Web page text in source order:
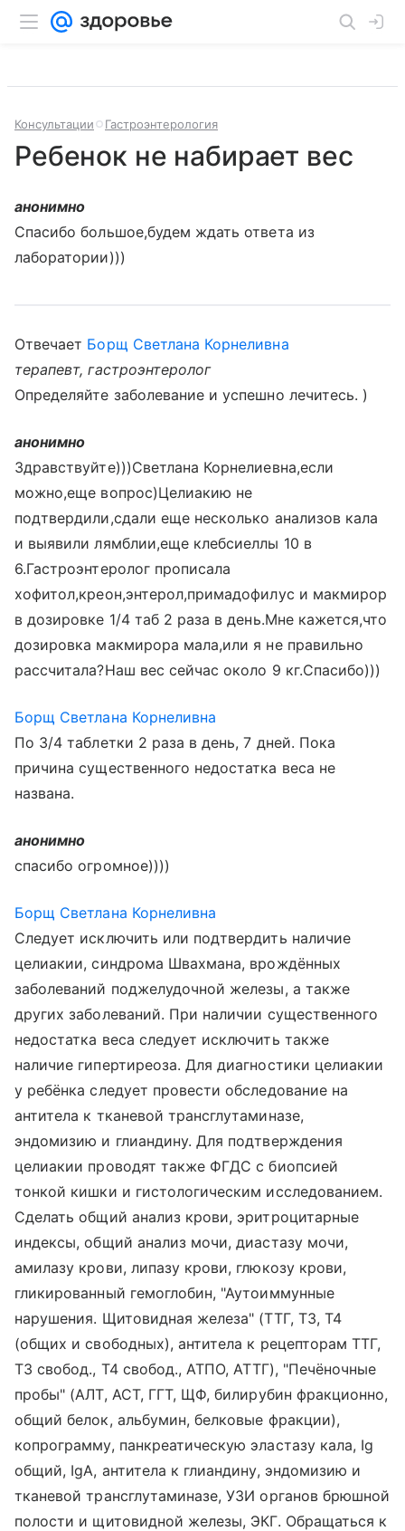
Консультации Гастроэнтерология
Ребенок не набирает вес
анонимно
Спасибо большое,будем ждать ответа из
лаборатории)))
Отвечает Борщ Светлана Корнеливна
терапевт, гастроэнтеролог
Определяйте заболевание и успешно лечитесь. )
анонимно
Здравствуйте)))Светлана Корнелиевна,если
можно,еще вопрос)Целиакию не
подтвердили,сдали еще несколько анализов кала
и выявили лямблии,еще клебсиеллы 10 в
6.Гастроэнтеролог прописала
хофитол,креон,энтерол,примадофилус и макмирор
в дозировке 1/4 таб 2 раза в день.Мне кажется,что
дозировка макмирора мала,или я не правильно
рассчитала?Наш вес сейчас около 9 кг.Спасибо)))
Борщ Светлана Корнеливна
По 3/4 таблетки 2 раза в день, 7 дней. Пока
причина существенного недостатка веса не
названа.
анонимно
спасибо огромное))))
Борщ Светлана Корнеливна
Следует исключить или подтвердить наличие
целиакии, синдрома Швахмана, врождённых
заболеваний поджелудочной железы, а также
других заболеваний. При наличии существенного
недостатка веса следует исключить также
наличие гипертиреоза. Для диагностики целиакии
у ребёнка следует провести обследование на
антитела к тканевой трансглутаминазе,
эндомизию и глиандину. Для подтверждения
целиакии проводят также ФГДС с биопсией
тонкой кишки и гистологическим исследованием.
Сделать общий анализ крови, эритроцитарные
индексы, общий анализ мочи, диастазу мочи,
амилазу крови, липазу крови, глюкозу крови,
гликированный гемоглобин, "Аутоиммунные
нарушения. Щитовидная железа" (ТТГ, Т3, Т4
(общих и свободных), антитела к рецепторам ТТГ,
Т3 свобод., Т4 свобод., АТПО, АТТГ), "Печёночные
пробы" (АЛТ, АСТ, ГГТ, ЩФ, билирубин фракционно,
общий белок, альбумин, белковые фракции),
копрограмму, панкреатическую эластазу кала, Ig
общий, IgА, антитела к глиандину, эндомизию и
тканевой трансглутаминазе, УЗИ органов брюшной
полости и щитовидной железы, ЭКГ. Обращаться к